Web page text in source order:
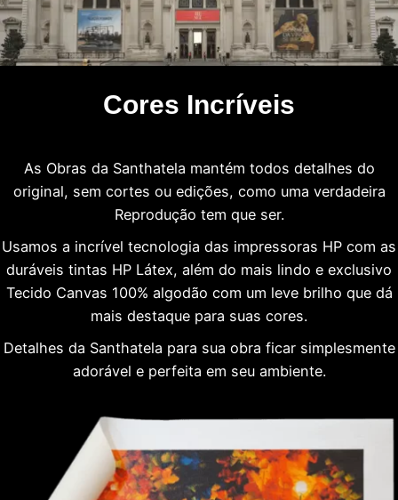
Cores Incríveis
As Obras da Santhatela mantém todos detalhes do
original, sem cortes ou edições, como uma verdadeira
Reprodução tem que ser.
Usamos a incrível tecnologia das impressoras HP com as
duráveis tintas HP Látex, além do mais lindo e exclusivo
Tecido Canvas 100% algodão com um leve brilho que dá
mais destaque para suas cores.
Detalhes da Santhatela para sua obra ficar simplesmente
adorável e perfeita em seu ambiente.